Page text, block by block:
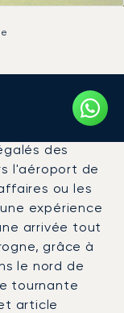
de/vers
des
l'aéroport de
ou les
expérience
arrivée tout
grâce à
le nord de
tournante
article